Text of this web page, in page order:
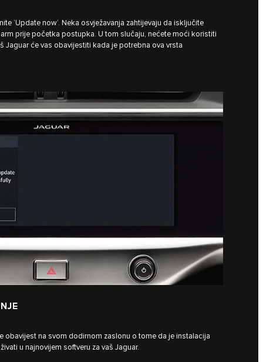
‘Update now’. Neka osvježavanja zahtijevaju da isključite
prije početka postupka. U tom slučaju, nećete moći koristiti
Jaguar će vas obavijestiti kada je potrebna ova vrsta
obavijest na svom dodirnom zaslonu o tome da je instalacija
u najnovijem softveru za vaš Jaguar.